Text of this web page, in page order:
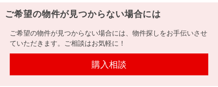
ンを
探す
一戸
建て
す
定
談
売却
経営ビジ
ョン
組織図
役員一
沿革
本社地
図
提携企業にお勤めの方
ご希望の物件が見つからない場合には
ご希望の物件が見つからない場合には、物件探しをお手伝いさせ
ていただきます。ご相談はお気軽に！
購入相談